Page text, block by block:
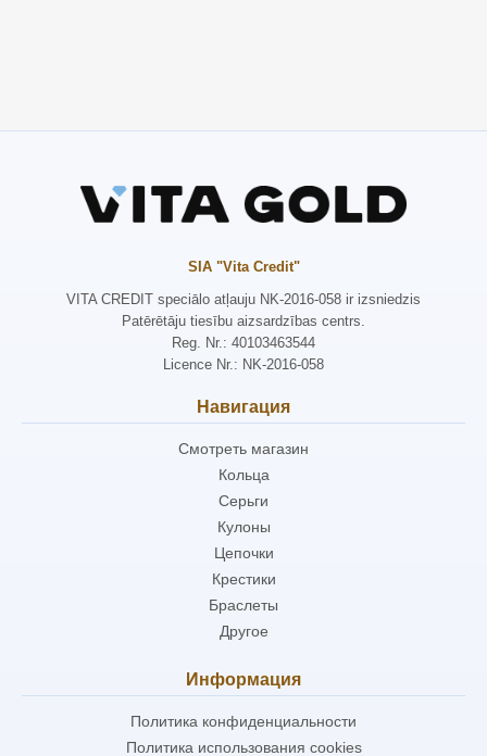
SIA "Vita Credit"
VITA CREDIT speciālo atļauju NK-2016-058 ir izsniedzis
Patērētāju tiesību aizsardzības centrs.
Reg. Nr.: 40103463544
Licence Nr.: NK-2016-058
Навигация
Смотреть магазин
Кольца
Серьги
Кулоны
Цепочки
Крестики
Браслеты
Другое
Информация
Политика конфиденциальности
Политика использования cookies